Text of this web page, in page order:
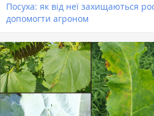
Посуха: як від неї захищаються
допомогти агроном